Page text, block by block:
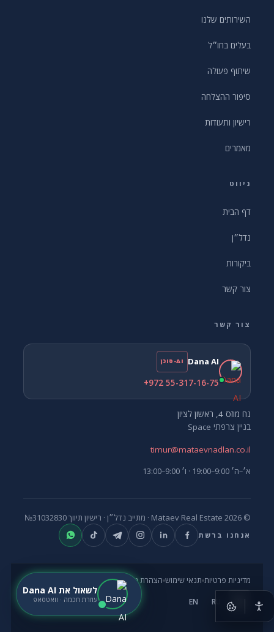
השירותים שלנו
בעלים בחו״ל
שיתוף פעולה
סיפור ההצלחה
רישיון ותעודות
מאמרים
ניווט
דף הבית
נדל״ן
ביקורות
צור קשר
צור קשר
Dana AI AI-סוכן
+972 55-317-16-75
נח מוזס 4, ראשון לציון
בניין צרפתי Space
timur@mataevnadlan.co.il
א׳–ה׳ 9:00–19:00 · ו׳ 9:00–13:00
© 2026 Mataev Real Estate · מתייב נדל״ן · רישיון תיווך№31032830
אנחנו ברשת
מדיניות פרטיות תנאי שימוש הצהרת נגישות
RU
EN
לשאול את Dana AI
עוזרת חכמה · וואטסאפ